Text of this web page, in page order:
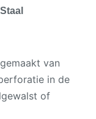
van
in de
of